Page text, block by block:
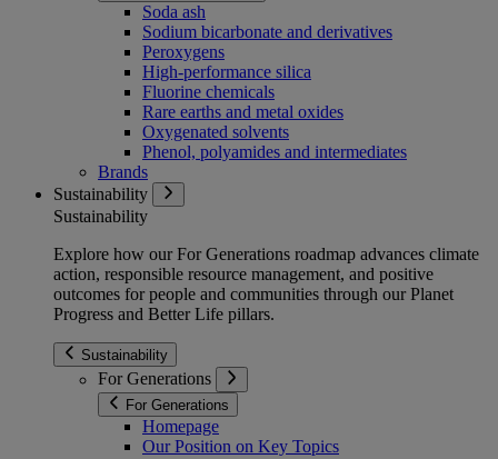
Soda ash
Sodium bicarbonate and derivatives
Peroxygens
High-performance silica
Fluorine chemicals
Rare earths and metal oxides
Oxygenated solvents
Phenol, polyamides and intermediates
Brands
Sustainability
Sustainability
Explore how our For Generations roadmap advances climate
action, responsible resource management, and positive
outcomes for people and communities through our Planet
Progress and Better Life pillars.
Sustainability
For Generations
For Generations
Homepage
Our Position on Key Topics